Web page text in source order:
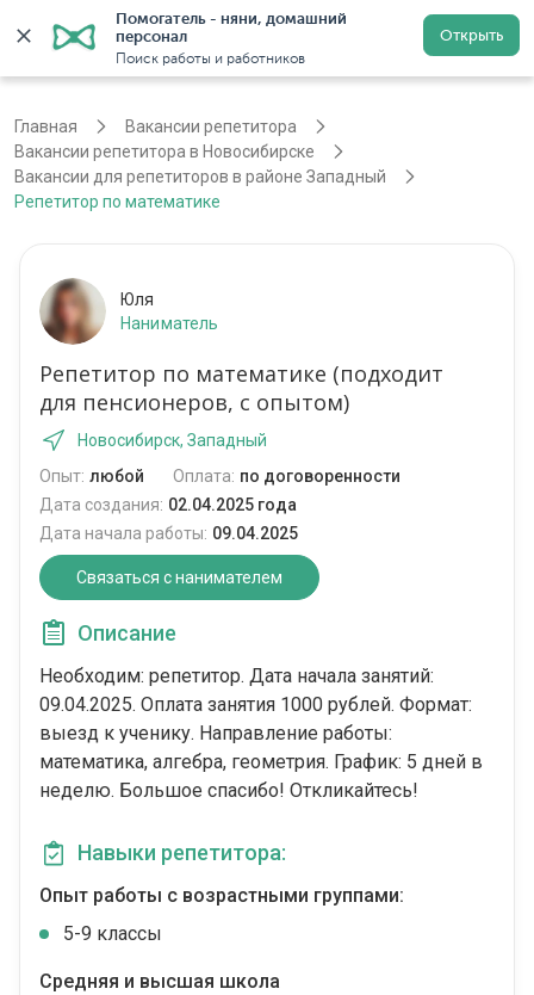
Помогатель - няни, домашний
персонал
Поиск работы и работников
Открыть
Новосибирск Регистрация
Главная
Вакансии репетитора
Вакансии репетитора в Новосибирске
Вакансии для репетиторов в районе Западный
Репетитор по математике
Юля
Наниматель
Репетитор по математике (подходит
для пенсионеров, с опытом)
Новосибирск, Западный
Опыт: любой Оплата: по договоренности
Дата создания: 02.04.2025 года
Дата начала работы: 09.04.2025
Связаться с нанимателем
Описание
Необходим: репетитор. Дата начала занятий:
09.04.2025. Оплата занятия 1000 рублей. Формат:
выезд к ученику. Направление работы:
математика, алгебра, геометрия. График: 5 дней в
неделю. Большое спасибо! Откликайтесь!
Навыки репетитора:
Опыт работы с возрастными группами:
5-9 классы
Средняя и высшая школа